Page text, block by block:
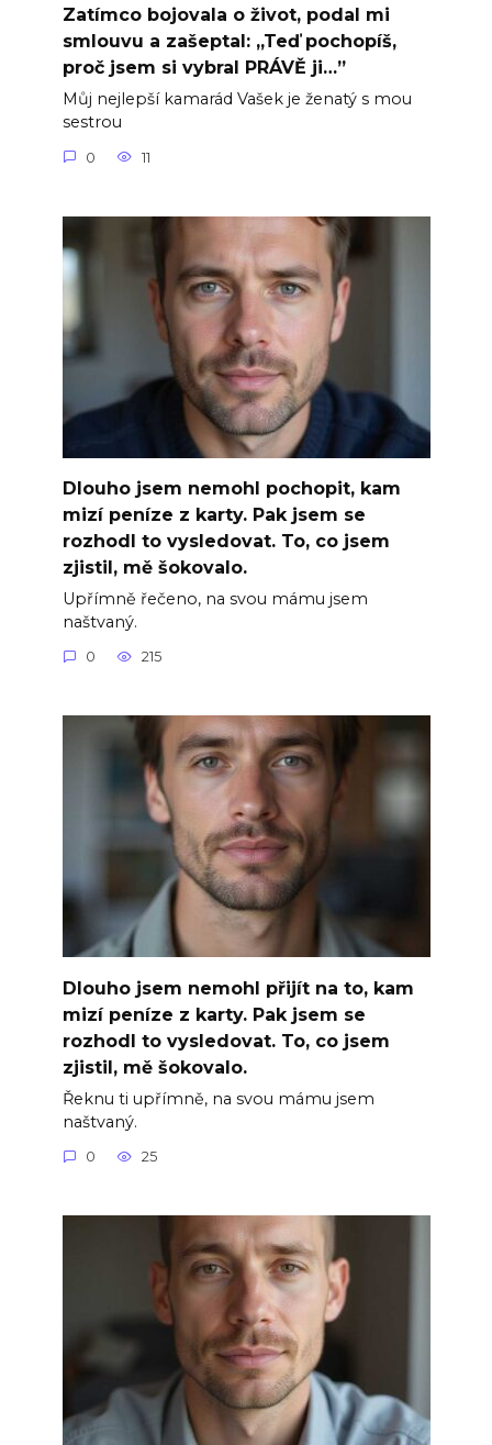
Zatímco bojovala o život, podal mi
smlouvu a zašeptal: „Teď pochopíš,
proč jsem si vybral PRÁVĚ ji…”
Můj nejlepší kamarád Vašek je ženatý s mou
sestrou
0 11
Dlouho jsem nemohl pochopit, kam
mizí peníze z karty. Pak jsem se
rozhodl to vysledovat. To, co jsem
zjistil, mě šokovalo.
Upřímně řečeno, na svou mámu jsem
naštvaný.
0 215
Dlouho jsem nemohl přijít na to, kam
mizí peníze z karty. Pak jsem se
rozhodl to vysledovat. To, co jsem
zjistil, mě šokovalo.
Řeknu ti upřímně, na svou mámu jsem
naštvaný.
0 25